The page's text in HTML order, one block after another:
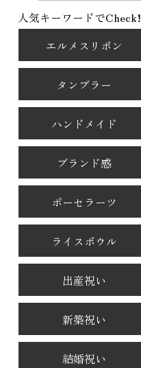
人気キーワードでCheck!
エルメスリボン
タンブラー
ハンドメイド
ブランド感
ポーセラーツ
ライスボウル
出産祝い
新築祝い
結婚祝い